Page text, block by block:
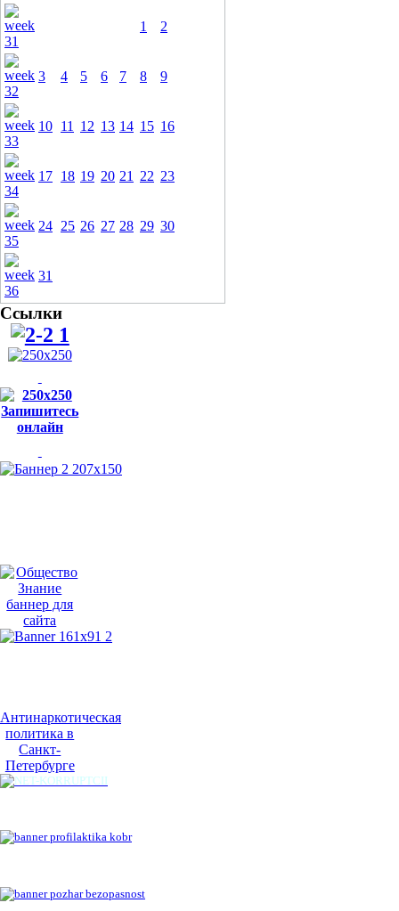
1 2
3 4 5 6 7 8 9
10 11 12 13 14 15 16
17 18 19 20 21 22 23
24 25 26 27 28 29 30
31
Ссылки
Антинаркотическая
политика в
Санкт-
Петербурге